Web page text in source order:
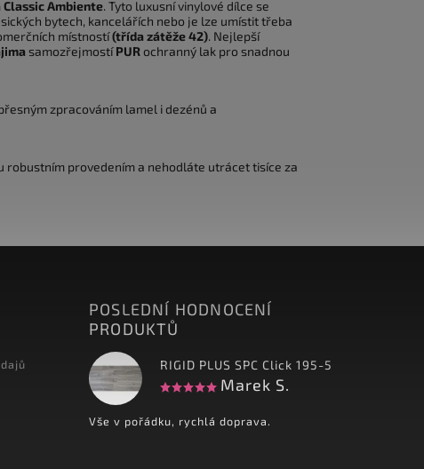
Classic Ambiente. Tyto luxusní vinylové dílce se
bytech, kancelářích nebo je lze umístit třeba
místností(třída zátěže 42). Nejlepší
samozřejmostí PURochranný lak pro snadnou
zpracováním lamel i dezénů a
robustním provedením a nehodláte utrácet tisíce za
POSLEDNÍ HODNOCENÍ
PRODUKTŮ
RIGID PLUS SPC Click 195-5
Marek S.
Vše v pořádku, rychlá doprava.